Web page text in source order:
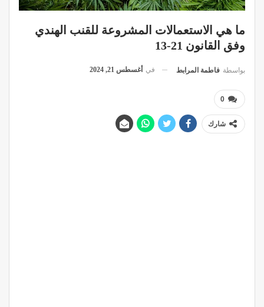
ما هي الاستعمالات المشروعة للقنب الهندي
وفق القانون 21-13
بواسطة فاطمة المرابط في أغسطس 21, 2024
0
شارك